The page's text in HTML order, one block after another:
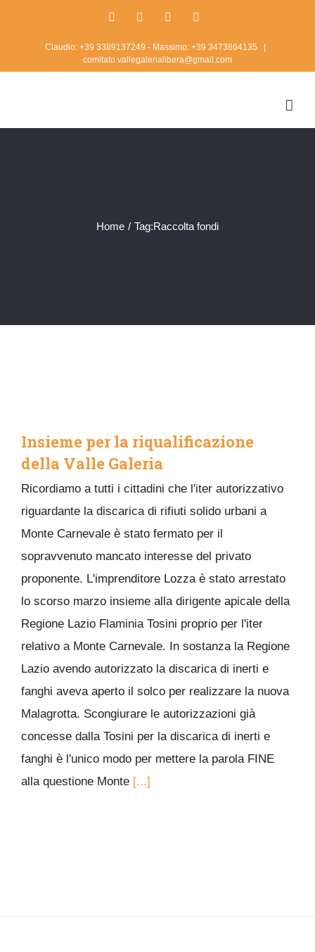
FacebookTwitter Instagram
Claudio: +39 3389137249 - Massimo: +39 3473864135
comitato.vallegalerialibera@gmail.com
Home / Tag:Raccolta fondi
Insieme per la riqualificazione
della Valle Galeria
Ricordiamo a tutti i cittadini che l'iter autorizzativo
riguardante la discarica di rifiuti solido urbani a
Monte Carnevale è stato fermato per il
sopravvenuto mancato interesse del privato
proponente. L'imprenditore Lozza è stato arrestato
lo scorso marzo insieme alla dirigente apicale della
Regione Lazio Flaminia Tosini proprio per l'iter
relativo a Monte Carnevale. In sostanza la Regione
Lazio avendo autorizzato la discarica di inerti e
fanghi aveva aperto il solco per realizzare la nuova
Malagrotta. Scongiurare le autorizzazioni già
concesse dalla Tosini per la discarica di inerti e
fanghi è l'unico modo per mettere la parola FINE
alla questione Monte [...]